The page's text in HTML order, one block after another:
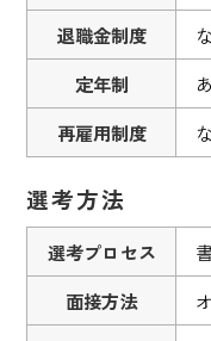
退職金制度
定年制
再雇用制度
選考方法
選考プロセス
面接方法